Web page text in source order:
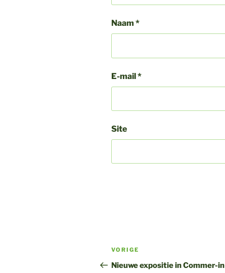
Naam *
E-mail*
Site
Bericht
navigatie
Vorig
bericht
VORIGE
Nieuwe expositie in Commer-in